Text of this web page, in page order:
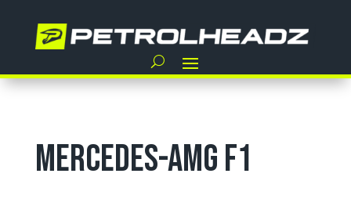
Mercedes-AMG F1